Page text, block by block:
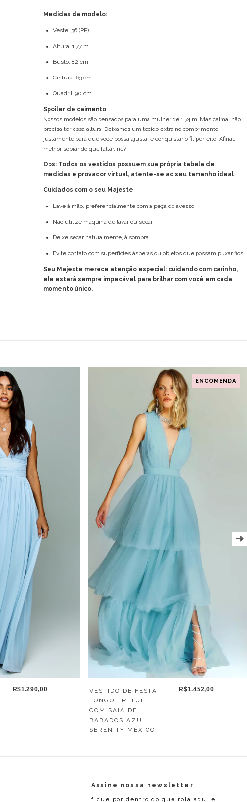
Medidas da modelo:
Veste: 36 (PP)
Altura: 1,77 m
Busto: 82 cm
Cintura: 63 cm
Quadril: 90 cm
Spoiler de caimento
Nossos modelos são pensados para uma mulher de 1,74 m. Mas calma, não
precisa ter essa altura! Deixamos um tecido extra no comprimento
justamente para que você possa ajustar e conquistar o fit perfeito. Afinal,
melhor sobrar do que faltar, né?
Obs: Todos os vestidos possuem sua própria tabela de
medidas e provador virtual, atente-se ao seu tamanho ideal
Cuidados com o seu Majeste
Lave à mão, preferencialmente com a peça do avesso
Não utilize máquina de lavar ou secar
Deixe secar naturalmente, à sombra
Evite contato com superfícies ásperas ou objetos que possam puxar fios
Seu Majeste merece atenção especial: cuidando com carinho,
ele estará sempre impecável para brilhar com você em cada
momento único.
R$1.290,00
ENCOMENDA
VESTIDO DE FESTA
LONGO EM TULE
COM SAIA DE
BABADOS AZUL
SERENITY MÉXICO
R$1.452,00
Assine nossa newsletter
fique por dentro do que rola aqui e